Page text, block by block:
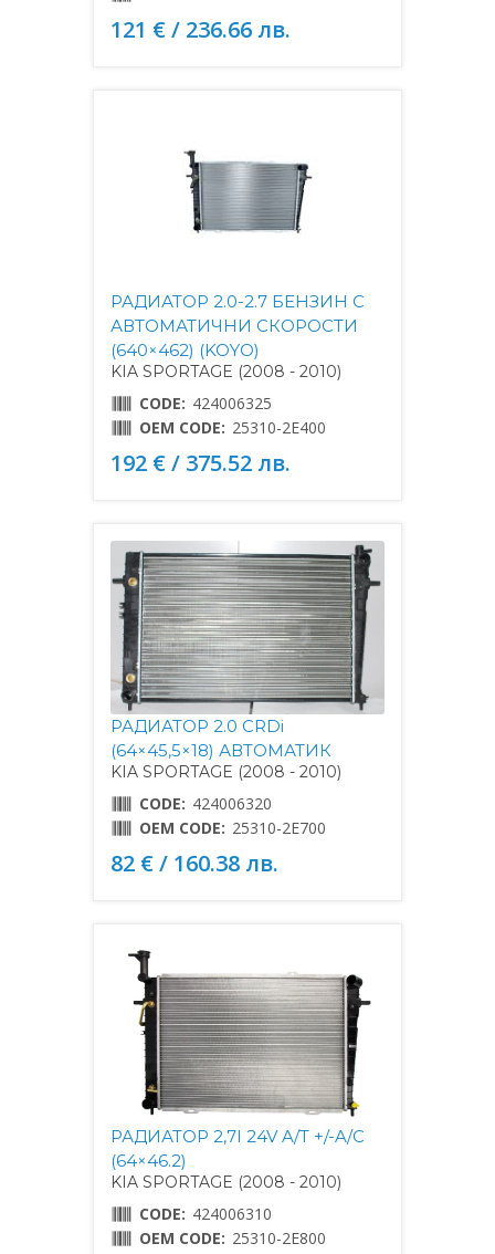
121 € / 236.66 лв.
РАДИАТОР 2.0-2.7 БЕНЗИН С
АВТОМАТИЧНИ СКОРОСТИ
(640×462) (KOYO)
KIA SPORTAGE (2008 - 2010)
CODE: 424006325
OEM CODE: 25310-2E400
192 € / 375.52 лв.
РАДИАТОР 2.0 CRDi
(64×45,5×18) АВТОМАТИК
KIA SPORTAGE (2008 - 2010)
CODE: 424006320
OEM CODE: 25310-2E700
82 € / 160.38 лв.
РАДИАТОР 2,7I 24V A/T +/-A/C
(64×46.2)
KIA SPORTAGE (2008 - 2010)
CODE: 424006310
OEM CODE: 25310-2E800